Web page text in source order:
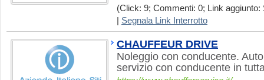
(Click: 9; Commenti: 0; Link aggiunto:
Segnala Link Interrotto
CHAUFFEUR DRIVE
Noleggio con conducente.
servizio con conducente in